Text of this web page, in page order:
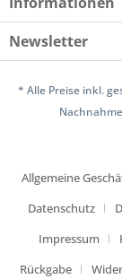
Newsletter
* Alle Preise inkl.
Allgemeine
Datenschutz
Impressum
Rückgabe